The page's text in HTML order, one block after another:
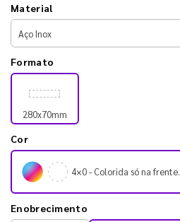
Material
Formato
280x70mm
Cor
4×0 - Colorida só na frente.
Enobrecimento